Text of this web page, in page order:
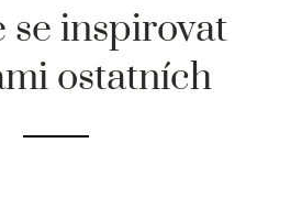
se inspirovat
ostatních